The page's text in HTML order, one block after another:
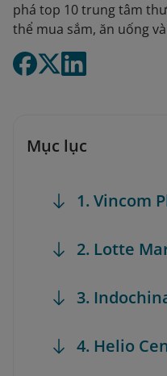
phá top 10 trung tâm
thể mua sắm, ăn uống
Mục lục
1. Vincom
2. Lotte
3.
4. Helio